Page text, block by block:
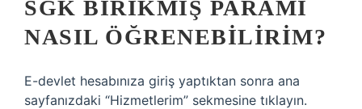
SGK BIRIKMIŞ PARAMI
NASIL ÖĞRENEBILIRIM?
E-devlet hesabınıza giriş yaptıktan sonra ana
sayfanızdaki “Hizmetlerim” sekmesine tıklayın.